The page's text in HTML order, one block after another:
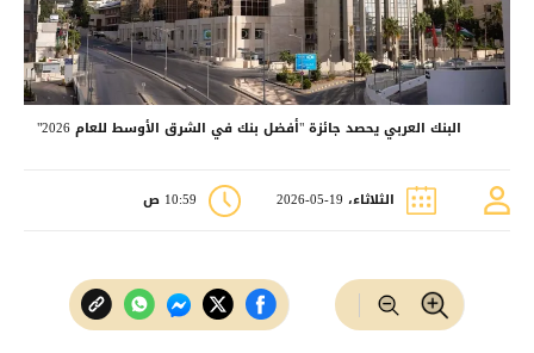
البنك العربي يحصد جائزة "أفضل بنك في الشرق الأوسط للعام 2026"
الثلاثاء، 19-05-2026 10:59 ص